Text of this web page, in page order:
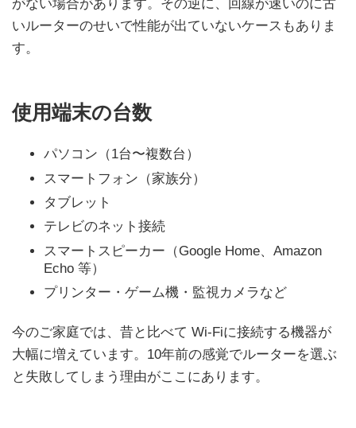
がない場合があります。その逆に、回線が速いのに古
いルーターのせいで性能が出ていないケースもありま
す。
使用端末の台数
パソコン（1台〜複数台）
スマートフォン（家族分）
タブレット
テレビのネット接続
スマートスピーカー（Google Home、Amazon
Echo 等）
プリンター・ゲーム機・監視カメラなど
今のご家庭では、昔と比べて Wi-Fiに接続する機器が
大幅に増えています。10年前の感覚でルーターを選ぶ
と失敗してしまう理由がここにあります。